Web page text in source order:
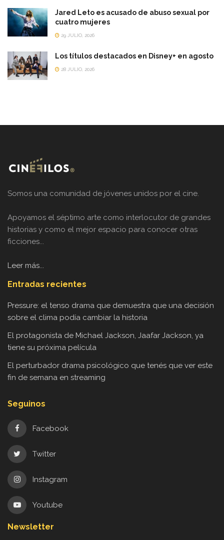
Jared Leto es acusado de abuso sexual por
cuatro mujeres
29 JULIO, 2026
Los títulos destacados en Disney+ en agosto
28 JULIO, 2026
Somos una comunidad de jóvenes unidos por el cine.
Apoyamos el séptimo arte como interlocutor de grandes
historias y como el mejor espacio para conocer otras
ficciones...
Leer más...
Entradas recientes
Pressure: el tenso drama que demuestra que una decisión
sobre el clima podía cambiar la historia
El protagonista de Michael Jackson, Jaafar Jackson, ya
tiene su próxima película
El perturbador drama psicológico que tenés que ver este
fin de semana en streaming
Seguinos
Facebook
Twitter
Instagram
Youtube
Newsletter